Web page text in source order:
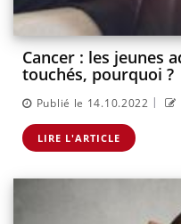
Cancer : les jeunes
touchés, pourquoi ?
Publié le 14.10.2022 |
LIRE L'ARTICLE